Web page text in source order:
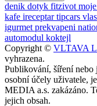
denik dotyk fitzivot
kafe ireceptartipcars
igurmet prekvapeni
automodul koktejl
Copyright © VLTAVA
vyhrazena.
Publikování, šíření
osobní účely uživatele,
MEDIA a.s. zakázáno.
jejich obsah.